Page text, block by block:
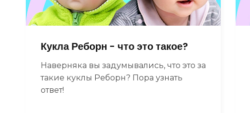
Кукла Реборн - что это такое?
Наверняка вы задумывались, что это за
такие куклы Реборн? Пора узнать
ответ!